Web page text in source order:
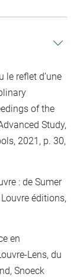
le reflet d’une
of the
Study,
2021, p. 30,
: de Sumer
éditions,
en
Lens, du
Snoeck